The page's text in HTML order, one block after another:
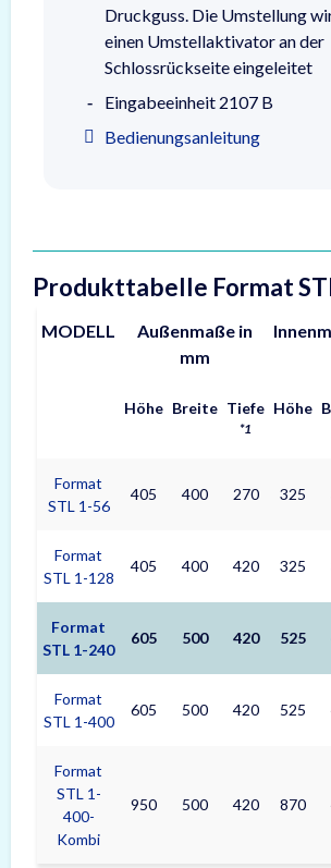
Druckguss. Die Umstellung
einen Umstellaktivator an der
Schlossrückseite eingeleitet
Eingabeeinheit 2107 B
Bedienungsanleitung
Produkttabelle Format
MODELL
Außenmaße in
mm
Höhe Breite Tiefe
*1
Höhe
Format
STL 1-56
405 400 270 325
Format
STL 1-128
405 400 420 325
Format
STL 1-240
605 500 420 525
Format
STL 1-400
605 500 420 525
Format
STL 1-
400-
Kombi
950 500 420 870